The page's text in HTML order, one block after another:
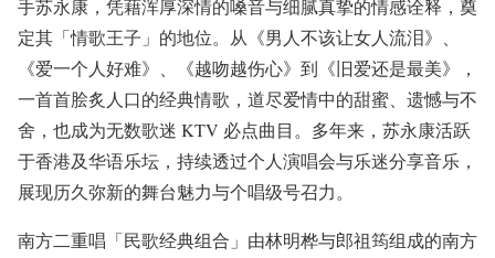
⼿苏永康，凭藉浑厚深情的嗓⾳与细腻真挚的情感诠释，奠
定其「情歌王⼦」的地位。从《男⼈不该让⼥⼈流泪》、
《爱⼀个⼈好难》、《越吻越伤⼼》到《旧爱还是最美》，
⼀⾸⾸脍炙⼈⼝的经典情歌，道尽爱情中的甜蜜、遗憾与不
舍，也成为⽆数歌迷 KTV 必点曲⽬。多年来，苏永康活跃
于⾹港及华语乐坛，持续透过个⼈演唱会与乐迷分享⾳乐，
展现历久弥新的舞台魅⼒与个唱级号召⼒。
南⽅⼆重唱「⺠歌经典组合」由林明桦与郎祖筠组成的南⽅